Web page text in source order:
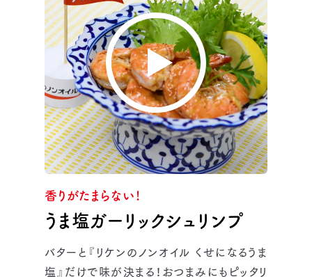
香りがたまらない！
うま塩ガーリックシュリンプ
バターと『リケンのノンオイル くせになるうま
塩』だけで味が決まる！おつまみにもピッタリ